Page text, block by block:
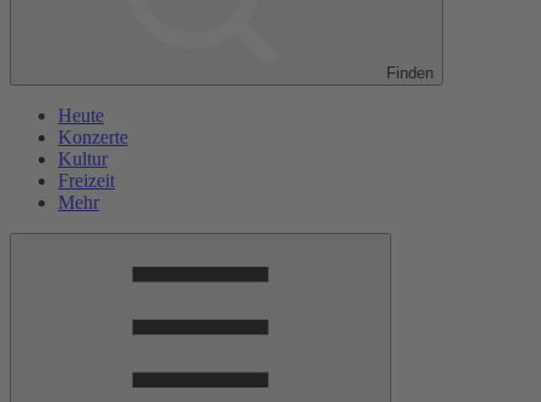
Finden
Heute
Konzerte
Kultur
Freizeit
Mehr